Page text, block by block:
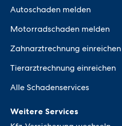
Autoschaden melden
Motorradschaden melden
Zahnarztrechnung einreichen
Tierarztrechnung einreichen
Alle Schadenservices
Weitere Services